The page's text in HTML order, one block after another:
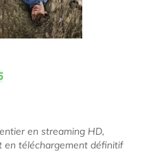
en streaming HD,
en téléchargement définitif